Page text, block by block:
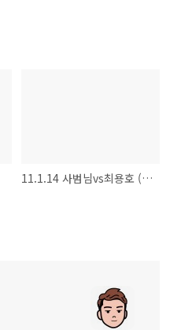
11.1.14 사범님vs최용호 (복싱 스파링)